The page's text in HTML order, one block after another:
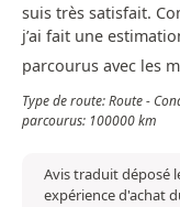
suis très satisfait.
j’ai fait une
parcourus avec les
Type de route: Route -
parcourus: 100000 km
Avis traduit déposé
expérience d'achat